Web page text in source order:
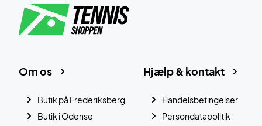
Hjælp & kontakt
Handelsbetingelser
Persondatapolitik
Om os
Butik på Frederiksberg
Butik i Odense